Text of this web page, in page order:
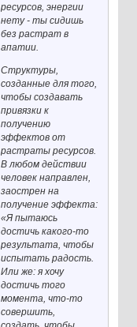
ресурсов, энергии
нету - ты сидишь
без растрат в
апатии.
Структуры,
созданные для того,
чтобы создавать
привязки к
получению
эффектов от
растраты ресурсов.
В любом действии
человек направлен,
заострен на
получение эффекта:
«Я пытаюсь
достичь какого-то
результата, чтобы
испытать радость.
Или же: я хочу
достичь того
момента, что-то
совершить,